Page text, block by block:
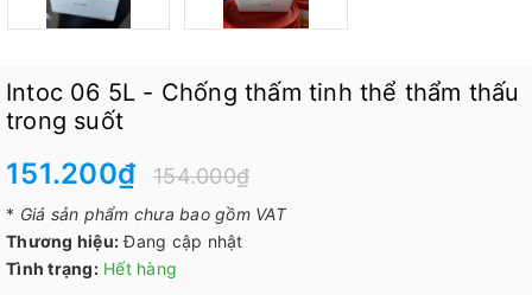
Intoc 06 5L - Chống thấm tinh thể thẩm thấu
trong suốt
151.200₫ 154.000₫
* Giá sản phẩm chưa bao gồm VAT
Thương hiệu: Đang cập nhật
Tình trạng: Hết hàng